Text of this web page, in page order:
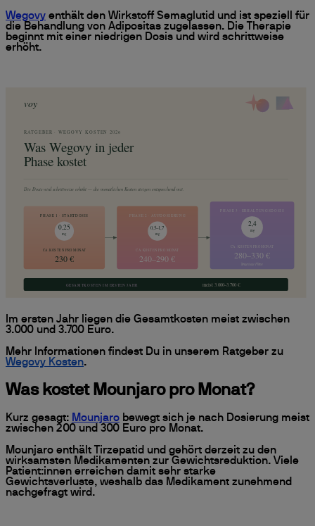
Wegovy enthält den Wirkstoff Semaglutid und ist speziell für
die Behandlung von Adipositas zugelassen. Die Therapie
beginnt mit einer niedrigen Dosis und wird schrittweise
erhöht.
Im ersten Jahr liegen die Gesamtkosten meist zwischen
3.000 und 3.700 Euro.
Mehr Informationen findest Du in unserem Ratgeber zu
Wegovy Kosten.
Was kostet Mounjaro pro Monat?
Kurz gesagt: Mounjaro bewegt sich je nach Dosierung meist
zwischen 200 und 300 Euro pro Monat.
Mounjaro enthält Tirzepatid und gehört derzeit zu den
wirksamsten Medikamenten zur Gewichtsreduktion. Viele
Patient:innen erreichen damit sehr starke
Gewichtsverluste, weshalb das Medikament zunehmend
nachgefragt wird.